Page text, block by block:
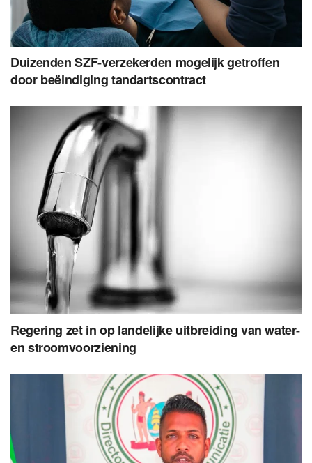
Duizenden SZF-verzekerden mogelijk getroffen
door beëindiging tandartscontract
Regering zet in op landelijke uitbreiding van water-
en stroomvoorziening